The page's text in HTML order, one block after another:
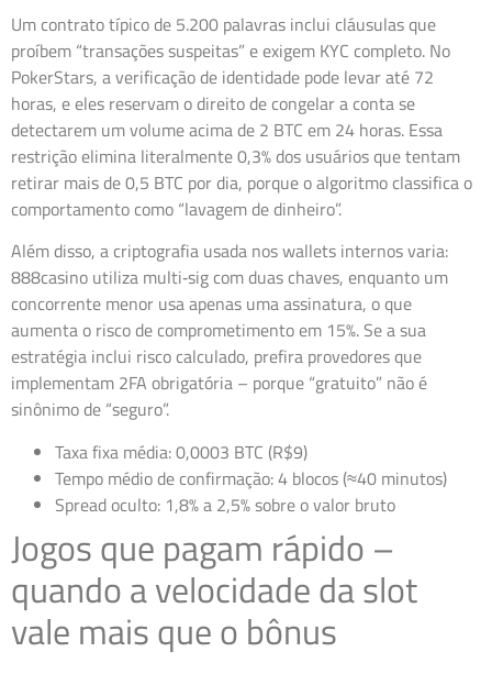
Um contrato típico de 5.200 palavras inclui cláusulas que
proíbem “transações suspeitas” e exigem KYC completo. No
PokerStars, a verificação de identidade pode levar até 72
horas, e eles reservam o direito de congelar a conta se
detectarem um volume acima de 2 BTC em 24 horas. Essa
restrição elimina literalmente 0,3% dos usuários que tentam
retirar mais de 0,5 BTC por dia, porque o algoritmo classifica o
comportamento como “lavagem de dinheiro”.
Além disso, a criptografia usada nos wallets internos varia:
888casino utiliza multi‑sig com duas chaves, enquanto um
concorrente menor usa apenas uma assinatura, o que
aumenta o risco de comprometimento em 15%. Se a sua
estratégia inclui risco calculado, prefira provedores que
implementam 2FA obrigatória – porque “gratuito” não é
sinônimo de “seguro”.
Taxa fixa média: 0,0003 BTC (R$9)
Tempo médio de confirmação: 4 blocos (≈40 minutos)
Spread oculto: 1,8% a 2,5% sobre o valor bruto
Jogos que pagam rápido –
quando a velocidade da slot
vale mais que o bônus